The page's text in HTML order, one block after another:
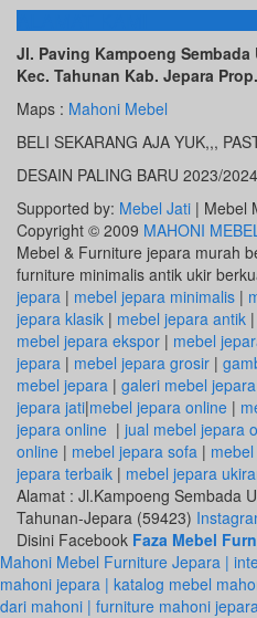
ALAMAT KAMI
Jl. Paving Kampoeng
Kec. Tahunan Kab. Jepara
Maps : Mahoni Mebel
BELI SEKARANG AJA YUK,,,
DESAIN PALING BARU 2023/
Supported by: Mebel Jati | Mebel
Copyright © 2009 MAHONI
Mebel & Furniture jepara murah
furniture minimalis antik ukir
jepara | mebel jepara minimalis |
jepara klasik | mebel jepara antik |
mebel jepara ekspor | mebel
jepara | mebel jepara grosir |
mebel jepara | galeri mebel jepara
jepara jati|mebel jepara online |
jepara online | jual mebel jepara
online | mebel jepara sofa |
jepara terbaik | mebel jepara
Alamat : Jl.Kampoeng Sembada
Tahunan-Jepara (59423)
Disini Facebook Faza Mebel
Mahoni Mebel Furniture Jepara |
mahoni jepara | katalog mebel
dari mahoni | furniture mahoni